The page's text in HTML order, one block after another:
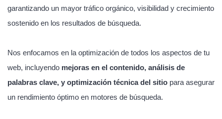
garantizando un mayor tráfico orgánico, visibilidad y crecimiento
sostenido en los resultados de búsqueda.
Nos enfocamos en la optimización de todos los aspectos de tu
web, incluyendo mejoras en el contenido, análisis de
palabras clave, y optimización técnica del sitio para asegurar
un rendimiento óptimo en motores de búsqueda.